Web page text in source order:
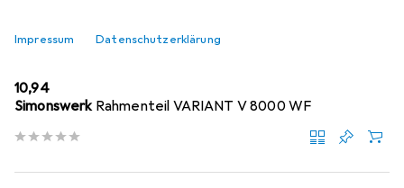
Impressum Datenschutzerklärung
EUR
10,94
Simonswerk Rahmenteil VARIANT V 8000 WF